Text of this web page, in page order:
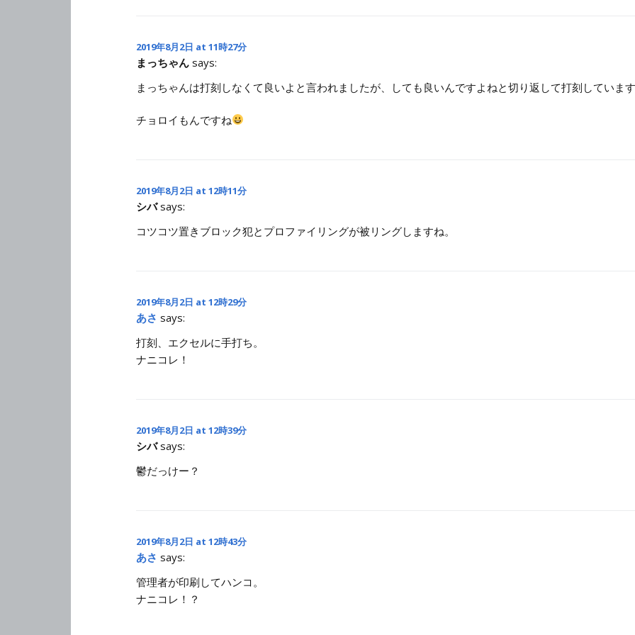
2019年8月2日 at 11時27分
まっちゃん says:
まっちゃんは打刻しなくて良いよと言われましたが、しても良いんですよねと切り返して打刻していま
チョロイもんですね
2019年8月2日 at 12時11分
シバ says:
コツコツ置きブロック犯とプロファイリングが被リングしますね。
2019年8月2日 at 12時29分
あさ says:
打刻、エクセルに手打ち。
ナニコレ！
2019年8月2日 at 12時39分
シバ says:
鬱だっけー？
2019年8月2日 at 12時43分
あさ says:
管理者が印刷してハンコ。
ナニコレ！？